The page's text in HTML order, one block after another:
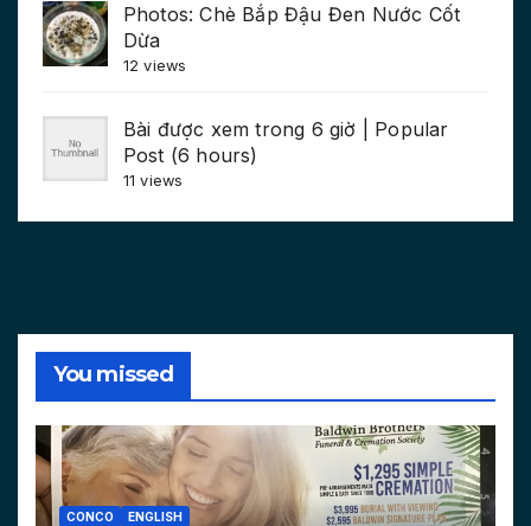
Photos: Chè Bắp Đậu Đen Nước Cốt
Dừa
12 views
Bài được xem trong 6 giờ | Popular
Post (6 hours)
11 views
You missed
CONCO ENGLISH